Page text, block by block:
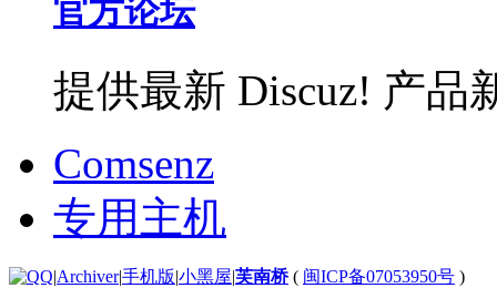
官方论坛
提供最新 Discuz! 产品
Comsenz
专用主机
|Archiver|手机版|小黑屋|芙南桥( 闽ICP备07053950号 )